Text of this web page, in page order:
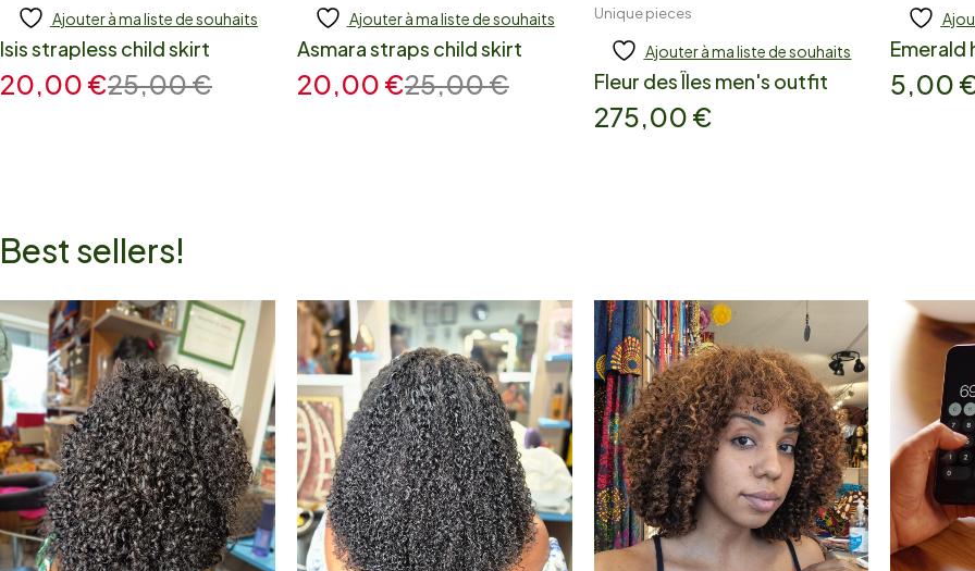
Add to cart
Ajouter à ma liste de souhaits
Isis strapless child skirt
25,00€
20,00 €
Add to cart
Ajouter à ma liste de souhaits
Asmara straps child skirt
25,00€
20,00 €
Add to cart
Unique pieces
Ajouter à ma liste de souhaits
Fleur des Îles men's outfit
275,00 €
Emerald
5,00
Best sellers!